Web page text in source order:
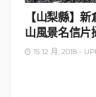
【山梨縣】
山風景名信片
15 12 月, 2018 -